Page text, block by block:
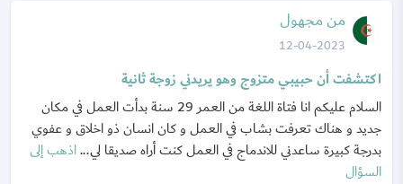
من مجهول
12-04-2023
اكتشفت أن حبيبي متزوج وهو يريدني زوجة ثانية
السلام عليكم انا فتاة اللغة من العمر 29 سنة بدأت العمل في مكان
جديد و هناك تعرفت بشاب في العمل و كان انسان ذو اخلاق و عفوي
بدرجة كبيرة ساعدني للاندماج في العمل كنت أراه صديقا لي...اذهب إلى
السؤال